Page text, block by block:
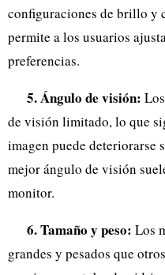
configuraciones de brillo y
permite a los usuarios
preferencias.
5. Ángulo de visión:
de visión limitado, lo que
imagen puede deteriorarse
mejor ángulo de visión
monitor.
6. Tamaño y peso: Los
grandes y pesados ​​que